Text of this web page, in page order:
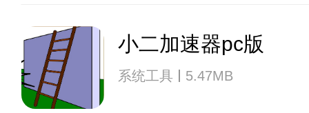
小二加速器pc版
系统工具 5.47MB